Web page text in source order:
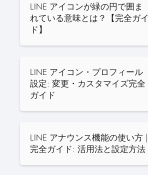
LINE アイコンが緑の円で囲ま
れている意味とは？【完全ガイ
ド】
LINE アイコン・プロフィール
設定: 変更・カスタマイズ完全
ガイド
LINE アナウンス機能の使い方 |
完全ガイド: 活用法と設定方法